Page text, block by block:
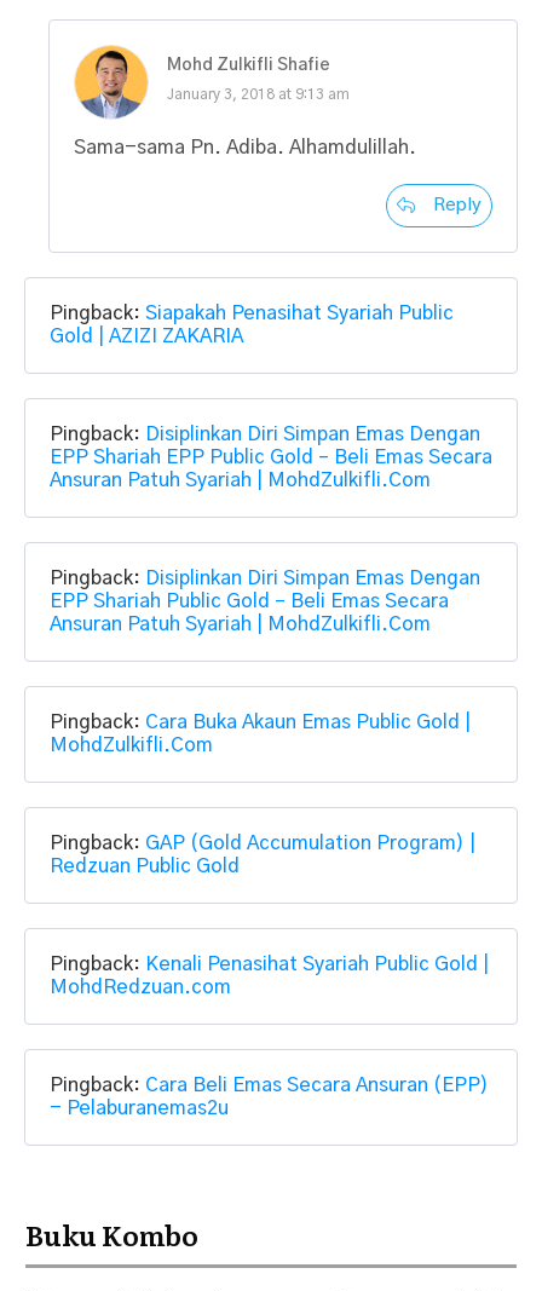
Mohd Zulkifli Shafie
January 3, 2018 at 9:13 am
Sama-sama Pn. Adiba. Alhamdulillah.
Reply
Pingback: Siapakah Penasihat Syariah Public
Gold | AZIZI ZAKARIA
Pingback: Disiplinkan Diri Simpan Emas Dengan
EPP Shariah EPP Public Gold – Beli Emas Secara
Ansuran Patuh Syariah | MohdZulkifli.Com
Pingback: Disiplinkan Diri Simpan Emas Dengan
EPP Shariah Public Gold – Beli Emas Secara
Ansuran Patuh Syariah | MohdZulkifli.Com
Pingback: Cara Buka Akaun Emas Public Gold |
MohdZulkifli.Com
Pingback: GAP (Gold Accumulation Program) |
Redzuan Public Gold
Pingback: Kenali Penasihat Syariah Public Gold |
MohdRedzuan.com
Pingback: Cara Beli Emas Secara Ansuran (EPP)
- Pelaburanemas2u
Buku Kombo